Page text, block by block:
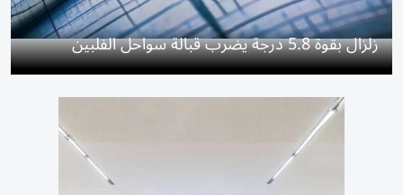
زلزال بقوة 5.8 درجة يضرب قبالة سواحل الفلبين